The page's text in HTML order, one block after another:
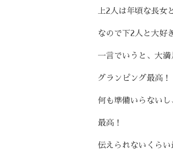
上2人は年頃な長女
なので下2人と大好
一言でいうと、大満
グランピング最高！
何も準備いらない
最高！
伝えられないくらい